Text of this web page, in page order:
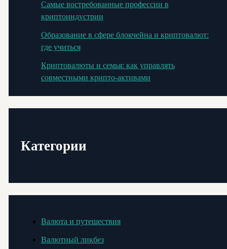
Самые востребованные профессии в
криптоиндустрии
Образование в сфере блокчейна и криптовалют:
где учиться
Криптовалюты и семья: как управлять
совместными крипто-активами
Категории
Валюта и путешествия
Валютный ликбез